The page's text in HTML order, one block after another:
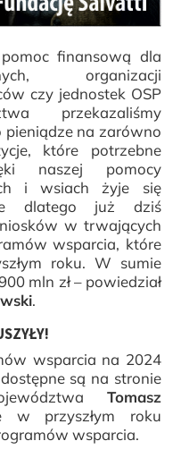
finansową dla
organizacji
czy jednostek OSP
przekazaliśmy
pieniądze na zarówno
które potrzebne
naszej pomocy
i wsiach żyje się
dlatego już dziś
w trwających
wsparcia, które
roku. W sumie
mln zł – powiedział
.
wsparcia na 2024
są na stronie
Tomasz
w przyszłym roku
wsparcia.